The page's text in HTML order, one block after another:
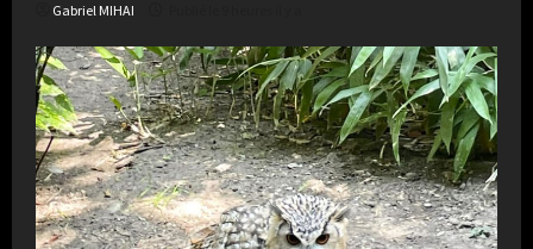
Gabriel MIHAI